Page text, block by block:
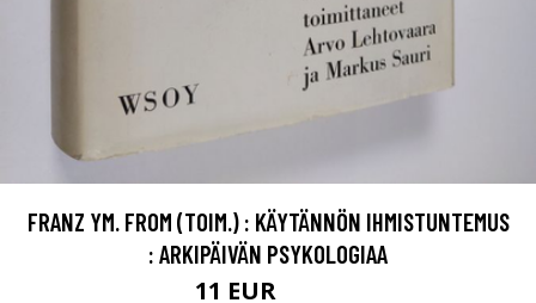
FRANZ YM. FROM (TOIM.) : KÄYTÄNNÖN IHMISTUNTEMUS
: ARKIPÄIVÄN PSYKOLOGIAA
11 EUR